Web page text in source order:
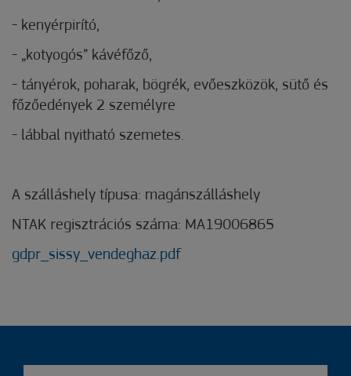
- kenyérpirító,
- „kotyogós” kávéfőző,
- tányérok, poharak, bögrék, evőeszközök, sütő és
főzőedények 2 személyre
- lábbal nyitható szemetes.
A szálláshely típusa: magánszálláshely
NTAK regisztrációs száma: MA19006865
gdpr_sissy_vendeghaz.pdf